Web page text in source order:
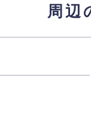
周辺